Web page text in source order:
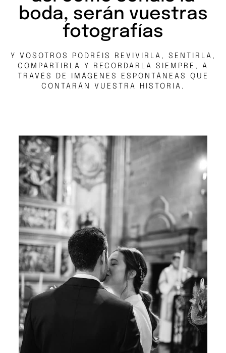
boda, serán vuestras
fotografías
Y VOSOTROS PODRÉIS REVIVIRLA, SENTIRLA,
COMPARTIRLA Y RECORDARLA SIEMPRE, A
TRAVÉS DE IMÁGENES ESPONTÁNEAS QUE
CONTARÁN VUESTRA HISTORIA.